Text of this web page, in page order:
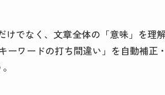
でなく、文章全体の「意味」を理
ーワードの打ち間違い」を自動補正